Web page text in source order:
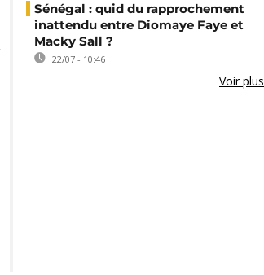
Sénégal : quid du rapprochement
inattendu entre Diomaye Faye et
Macky Sall ?
22/07 - 10:46
Voir plus